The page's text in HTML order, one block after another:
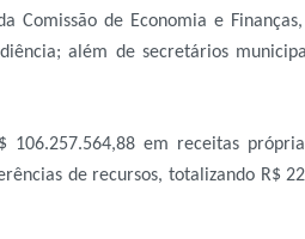
de Economia e
além de secretários
em receitas
de recursos, totalizando R$